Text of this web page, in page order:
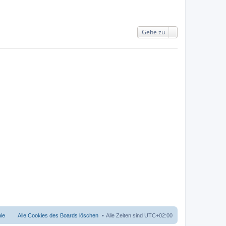
Gehe zu
Alle Zeiten sind UTC+02:00
Alle Cookies des Boards löschen